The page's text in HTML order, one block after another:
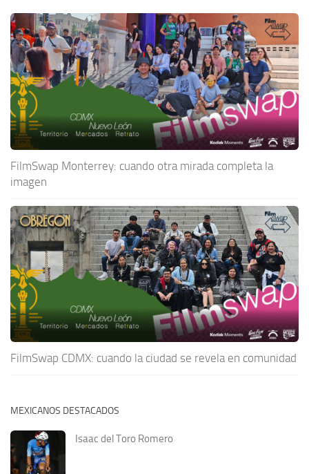
FilmSwap Monterrey: cuando otra mirada completa la
imagen
FilmSwap CDMX: cuando la ciudad se revela en comunidad
MEXICANOS DESTACADOS
Isaac del Toro Romero